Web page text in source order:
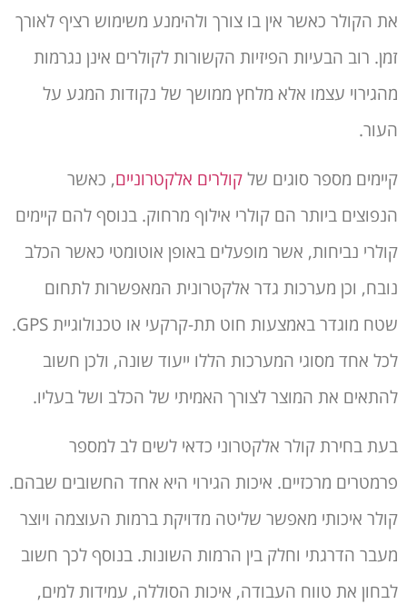
את הקולר כאשר אין בו צורך ולהימנע משימוש רציף לאורך
זמן. רוב הבעיות הפיזיות הקשורות לקולרים אינן נגרמות
מהגירוי עצמו אלא מלחץ ממושך של נקודות המגע על
העור.
קיימים מספר סוגים שלקולרים אלקטרוניים, כאשר
הנפוצים ביותר הם קולרי אילוף מרחוק. בנוסף להם קיימים
קולרי נביחות, אשר מופעלים באופן אוטומטי כאשר הכלב
נובח, וכן מערכות גדר אלקטרונית המאפשרות לתחום
שטח מוגדר באמצעות חוט תת-קרקעי או טכנולוגיית GPS.
לכל אחד מסוגי המערכות הללו ייעוד שונה, ולכן חשוב
להתאים את המוצר לצורך האמיתי של הכלב ושל בעליו.
בעת בחירת קולר אלקטרוני כדאי לשים לב למספר
פרמטרים מרכזיים. איכות הגירוי היא אחד החשובים שבהם.
קולר איכותי מאפשר שליטה מדויקת ברמות העוצמה ויוצר
מעבר הדרגתי וחלק בין הרמות השונות. בנוסף לכך חשוב
לבחון את טווח העבודה, איכות הסוללה, עמידות למים,